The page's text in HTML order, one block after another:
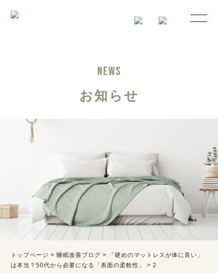
NEWS
お知らせ
トップページ > 睡眠改善ブログ >
「硬めのマットレスが体に良い」
は本当？50代から必要になる「表面の柔軟性」
>2